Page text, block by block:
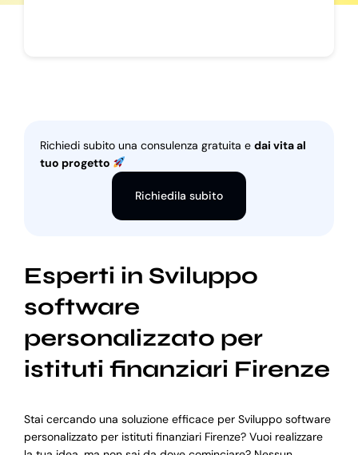
Richiedi subito una consulenza gratuita e dai vita al
tuo progetto
Richiedila subito
Esperti in Sviluppo
software
personalizzato per
istituti finanziari Firenze
Stai cercando una soluzione efficace per Sviluppo software
personalizzato per istituti finanziari Firenze? Vuoi realizzare